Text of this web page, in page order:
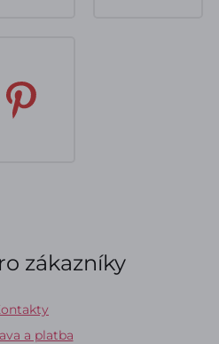
zákazníky
a platba